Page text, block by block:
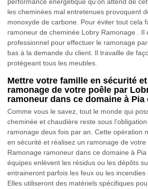
performance énergétique qu’on attend de
les cheminées mal entretenues provoquent
monoxyde de carbone. Pour éviter tout cela
ramoneur de cheminée Lobry Ramonage . Il
professionnel pour effectuer le ramonage
bas à la demande du client. Il travaille de
protégeant tous les meubles.
Mettre votre famille en sécurité
ramonage de votre poêle par
ramoneur dans ce domaine à Pia
Comme vous le savez, tout le monde qui
cheminée et chaudière reste sous
ramonage deux fois par an. Cette opération
en sécurité et réalisez un ramonage de
Ramonage ramoneur dans ce domaine à
équipes enlèvent les résidus ou les dépôts
entraineront parfois les feux ou les incendies
Elles utiliseront des matériels spécifiques